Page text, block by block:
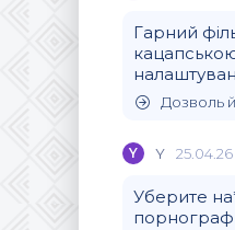
Гарний
Дозволь
Y Y 25.04.26
Уберите